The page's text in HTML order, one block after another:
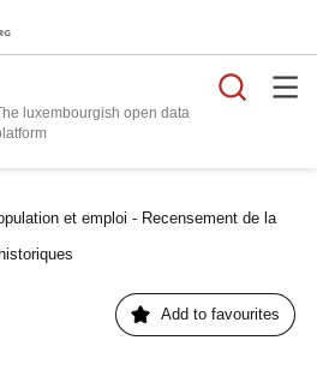
luxembourgish open data
platform
et emploi - Recensement de la
Add to favourites